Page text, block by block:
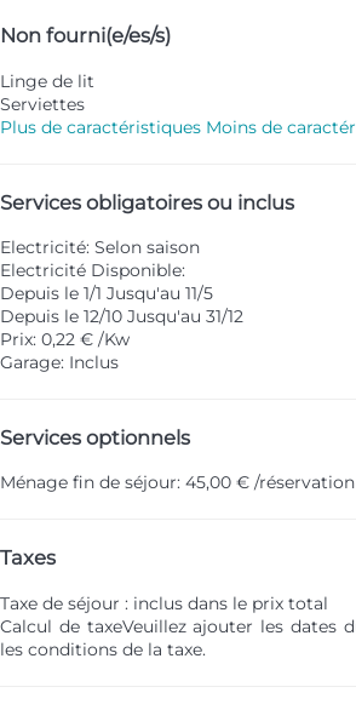
Non fourni(e/es/s)
Linge de lit
Serviettes
Plus de caractéristiques Moins de
Services obligatoires ou inclus
Electricité: Selon saison
Electricité Disponible:
Depuis le 1/1 Jusqu'au 11/5
Depuis le 12/10 Jusqu'au 31/12
Prix: 0,22 € /Kw
Garage: Inclus
Services optionnels
Ménage fin de séjour: 45,00 € /réservation
Taxes
Taxe de séjour : inclus dans le prix total
Calcul de taxeVeuillez ajouter les dates
les conditions de la taxe.